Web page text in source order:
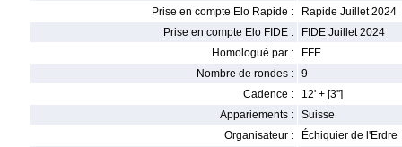
Prise en compte Elo Rapide :
Rapide Juillet 2024
Prise en compte Elo FIDE :
FIDE Juillet 2024
Homologué par :
FFE
Nombre de rondes :
9
Cadence :
12' + [3'']
Appariements :
Suisse
Organisateur :
Échiquier de l'Erdre